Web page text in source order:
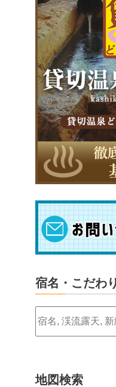
宿名・こだわ
地図検索